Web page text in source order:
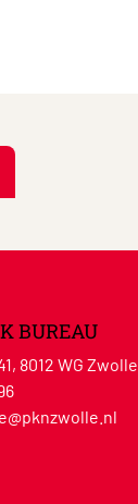
BUREAU
8012 WG Zwolle